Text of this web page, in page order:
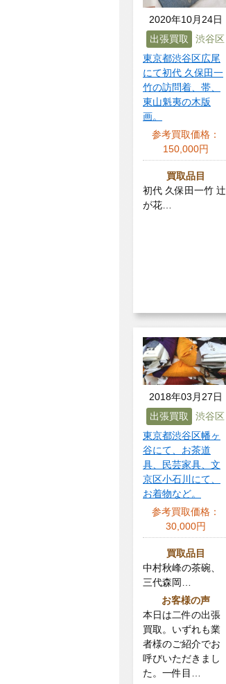
2020年10月24日
出張買取
渋谷区
東京都渋谷区広尾
にて初代 久保田一
竹の訪問着、帯、
東山魁夷の木版
画。
参考買取価格：
150,000円
買取品目
初代 久保田一竹 辻
が花…
2018年03月27日
出張買取
渋谷区
東京都渋谷区幡ヶ
谷にて、お茶道
具、民芸家具、文
京区小石川にて、
お着物など。
参考買取価格：
30,000円
買取品目
中村秋峰の茶碗、
三代森岡…
お客様の声
本日は二件の出張
買取。いずれも業
者様のご紹介でお
呼びいただきまし
た。一件目…